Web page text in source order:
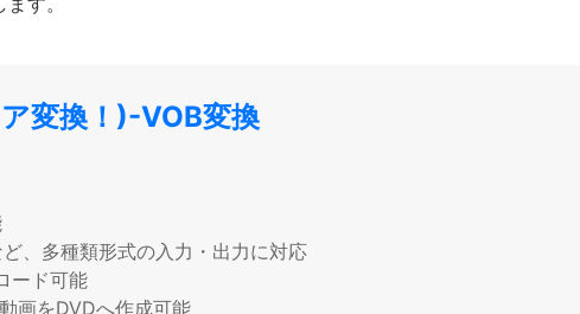
変換！)-VOB変換
、多種類形式の入力・出力に対応
ード可能
画をDVDへ作成可能